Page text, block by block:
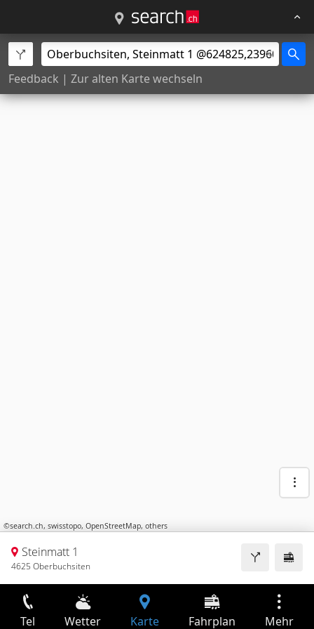
Feedback | Zur alten Karte wechseln
©search.ch, swisstopo, OpenStreetMap, others
Steinmatt 1
4625 Oberbuchsiten
Tel Wetter Karte Fahrplan Mehr